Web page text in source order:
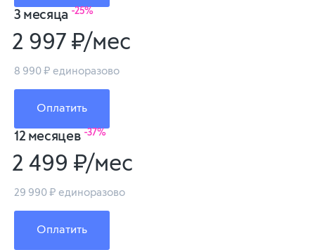
3 месяца -25%
2 997 ₽/мес
8 990 ₽ единоразово
Оплатить
12 месяцев -37%
2 499 ₽/мес
29 990 ₽ единоразово
Оплатить